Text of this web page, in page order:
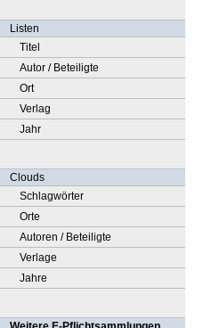
Listen
Titel
Autor / Beteiligte
Ort
Verlag
Jahr
Clouds
Schlagwörter
Orte
Autoren / Beteiligte
Verlage
Jahre